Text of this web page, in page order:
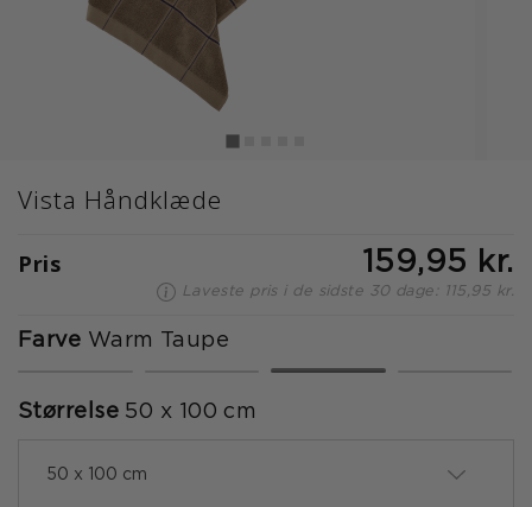
Vista Håndklæde
Pris 159,95 kr.
Laveste pris i de sidste 30 dage: 115,95 kr.
Farve Warm Taupe
valgte
Størrelse 50 x 100 cm
50 x 100 cm